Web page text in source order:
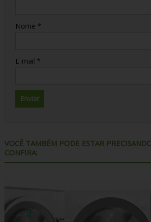
Nome *
E-mail *
VOCÊ TAMBÉM PODE ESTAR
CONFIRA: